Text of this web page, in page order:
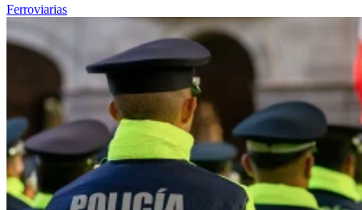
Ferroviarias